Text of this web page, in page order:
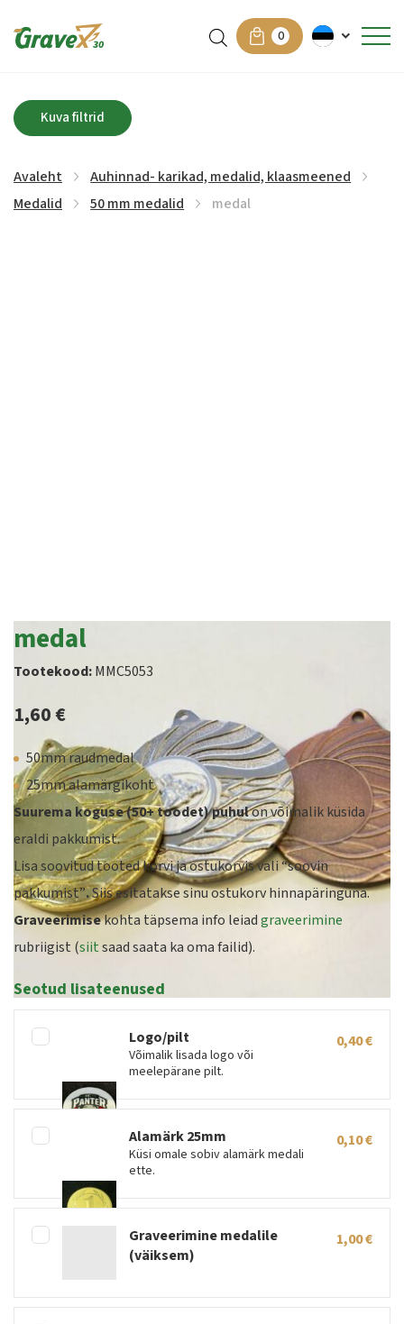
0
Kuva filtrid
Avaleht
Auhinnad- karikad, medalid, klaasmeened
Medalid
50 mm medalid medal
medal
Tootekood:MMC5053
1,60€
50mm raudmedal
25mm alamärgikoht
Suurema koguse (50+ toodet) puhulon võimalik küsida
eraldi pakkumist.
Lisa soovitud tooted korvi ja ostukorvis vali “soovin
pakkumist”.Siis esitatakse sinu ostukorv hinnapäringuna.
Graveerimisekohta täpsema info leiadgraveerimine
rubriigist (siitsaad saata ka oma failid).
Seotud lisateenused
Logo/pilt
Võimalik lisada logo või
meelepärane pilt.
0,40€
Alamärk 25mm
Küsi omale sobiv alamärk medali
ette.
0,10€
Graveerimine medalile
(väiksem)
1,00€